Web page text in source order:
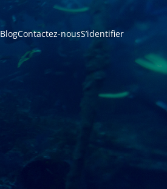
BlogContactez-nousS’identifier